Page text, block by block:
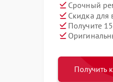
Срочный
Скидка для
Получите
Получить